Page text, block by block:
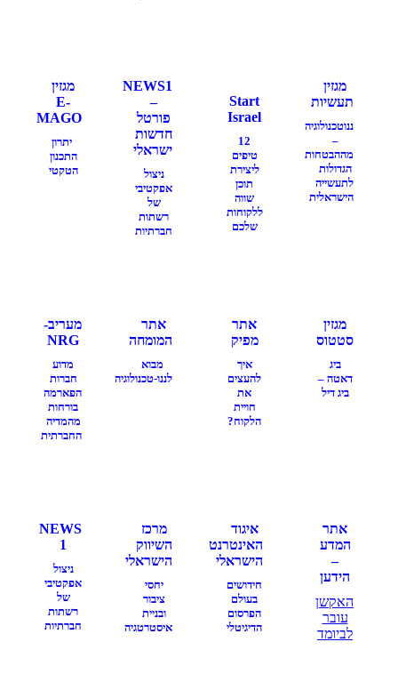
מגזין
E-
MAGO
יתרון
התכנון
הטקטי
NEWS1
–
פורטל
חדשות
ישראלי
ניצול
אפקטיבי
של
רשתות
חברתיות
Start
Israel
12
טיפים
ליצירת
תוכן
שווה
ללקוחות
שלכם
מגזין
תעשיות
ננוטכנולוגיה
–
מההבטחות
הגדולות
לתעשייה
הישראלית
מעריב-
NRG
מדוע
חברות
הפארמה
בורחות
מהמדיה
החברתית
אתר
המומחה
מבוא
לננו-טכנולוגיה
אתר
מפיק
איך
להעצים
את
חויית
הלקוח?
מגזין
סטטוס
ביג
דאטה –
ביג דיל
NEWS
1
ניצול
אפקטיבי
של
רשתות
חברתיות
מרכז
השיווק
הישראלי
יחסי
ציבור
ובניית
איסטרטגיה
איגוד
האינטרנט
הישראלי
חידושים
בעולם
הפרסום
הדיגיטלי
אתר
המדע
–
הידען
האקשן
עובר
לביומד